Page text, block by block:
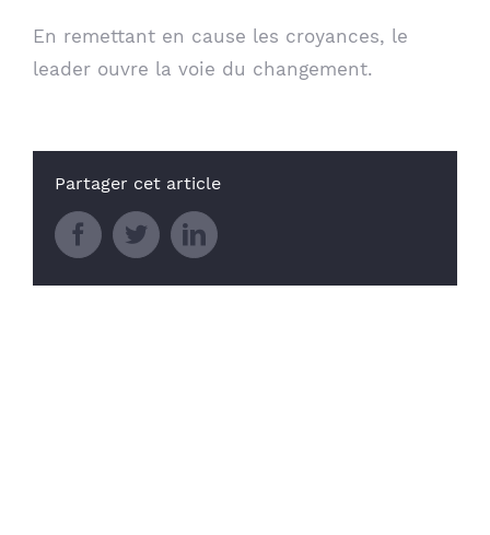
En remettant en cause les croyances, le
leader ouvre la voie du changement.
Partager cet article
FacebookTwitterLinkedIn